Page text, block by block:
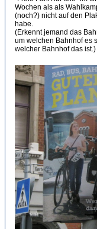
Wochen als als
(noch?) nicht auf den
habe.
(Erkennt jemand das
um welchen Bahnhof es
welcher Bahnhof das ist.)